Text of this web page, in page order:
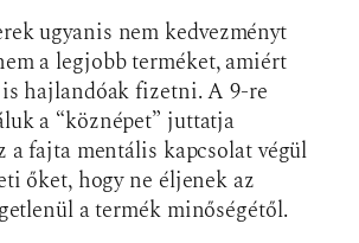
ugyanis nem kedvezményt
a legjobb terméket, amiért
is hajlandóak fizetni. A 9-re
a “köznépet” juttatja
a fajta mentális kapcsolat végül
őket, hogy ne éljenek az
a termék minőségétől.